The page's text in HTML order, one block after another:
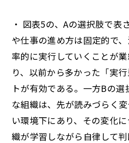
・ 図表5の、Aの選択肢で表
や仕事の進め方は固定的で
率的に実行していくことが
り、以前から多かった「実
トが有効である。一方Bの選
な組織は、先が読みづらく
い環境下にあり、その変化
織が学習しながら自律して